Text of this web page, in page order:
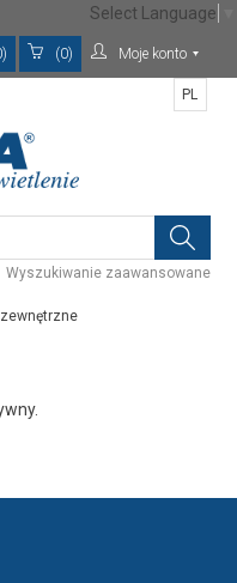
(0) Moje konto
Wyszukiwanie zaawansowane
PL
zewnętrzne
Select Language